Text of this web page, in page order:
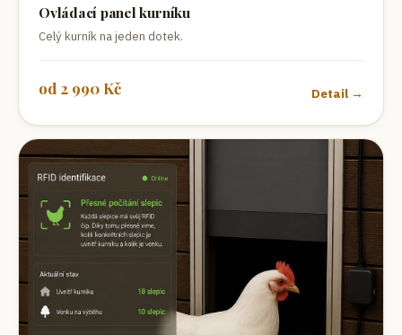
Ovládací panel kurníku
Celý kurník na jeden dotek.
od 2 990 Kč Detail →